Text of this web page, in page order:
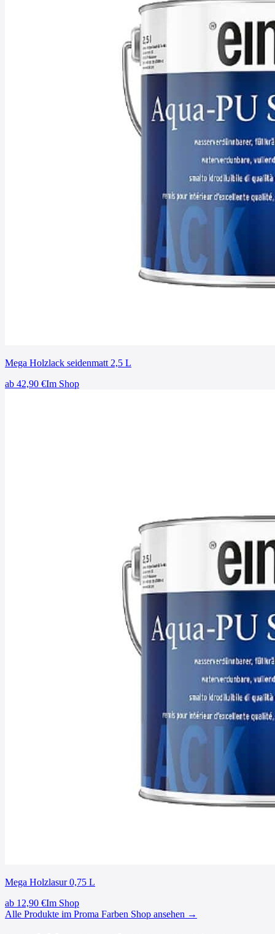
Mega Holzlack seidenmatt 2,5 L
ab 42,90 €Im Shop
Mega Holzlasur 0,75 L
ab 12,90 €Im Shop
Alle Produkte im Proma Farben Shop ansehen →